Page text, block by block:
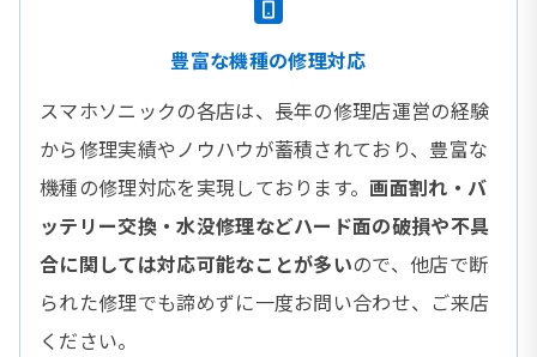
豊富な機種の修理対応
スマホソニックの各店は、長年の修理店運営の経験
から修理実績やノウハウが蓄積されており、豊富な
機種の修理対応を実現しております。画面割れ・バ
ッテリー交換・水没修理などハード面の破損や不具
合に関しては対応可能なことが多いので、他店で断
られた修理でも諦めずに一度お問い合わせ、ご来店
ください。